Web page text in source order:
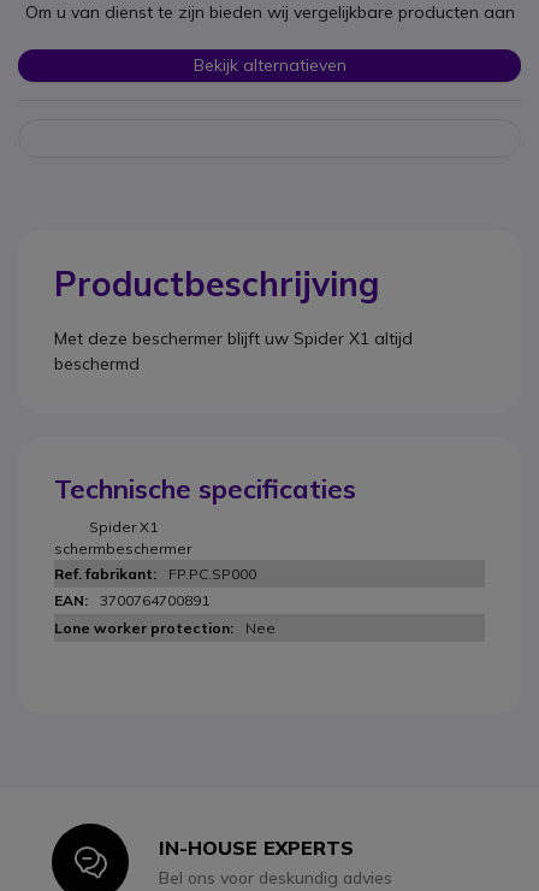
Om u van dienst te zijn bieden wij vergelijkbare producten aan
Bekijk alternatieven
Productbeschrijving
Met deze beschermer blijft uw Spider X1 altijd
beschermd
Technische specificaties
Spider X1
schermbeschermer
FP.PC.SP000
3700764700891
Nee
IconIN-HOUSE EXPERTS
Bel ons voor deskundig advies